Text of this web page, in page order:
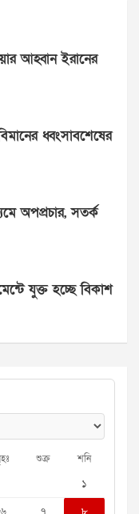
আহ্বান ইরানের
ধ্বংসাবশেষের
অপপ্রচার, সতর্ক
যুক্ত হচ্ছে বিকাশ
শুক্র শনি
১